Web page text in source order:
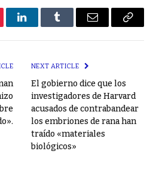
LinkedInTumblr Email
Copy
NEXT ARTICLE
El gobierno dice que los
investigadores de Harvard
acusados ​​de contrabandear
los embriones de rana han
traído «materiales
biológicos»